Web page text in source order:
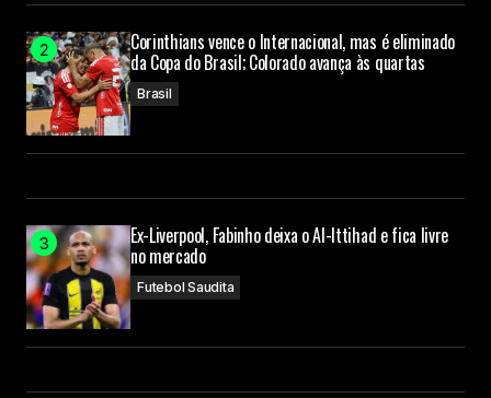
Corinthians vence o Internacional, mas é eliminado
da Copa do Brasil; Colorado avança às quartas
Brasil
Ex-Liverpool, Fabinho deixa o Al-Ittihad e fica livre
no mercado
Futebol Saudita